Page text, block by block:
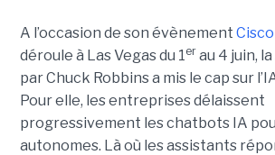
A l’occasion de son évènement Cisco
déroule à Las Vegas du 1erau 4 juin,
par Chuck Robbins a mis le cap sur
Pour elle, les entreprises délaissent
progressivement les chatbots IA
autonomes. Là où les assistants